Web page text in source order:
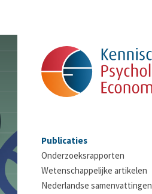
Publicaties
Onderzoeksrapporten
Wetenschappelijke artikelen
Nederlandse samenvattingen